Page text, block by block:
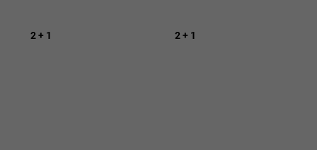
2 + 1 2 + 1